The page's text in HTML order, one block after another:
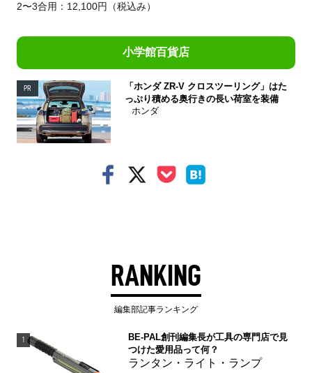
2〜3合用：12,100円（税込み）
小学館百貨店
PR
「ホンダ ZR-V クロスツーリング」はた
っぷり積める奥行きの長い荷室を装備
ホンダ
RANKING
編集部記事ランキング
1
BE-PAL創刊編集長が工具の専門店で見
つけた愛用品って何？
ランタン・ライト・ランプ